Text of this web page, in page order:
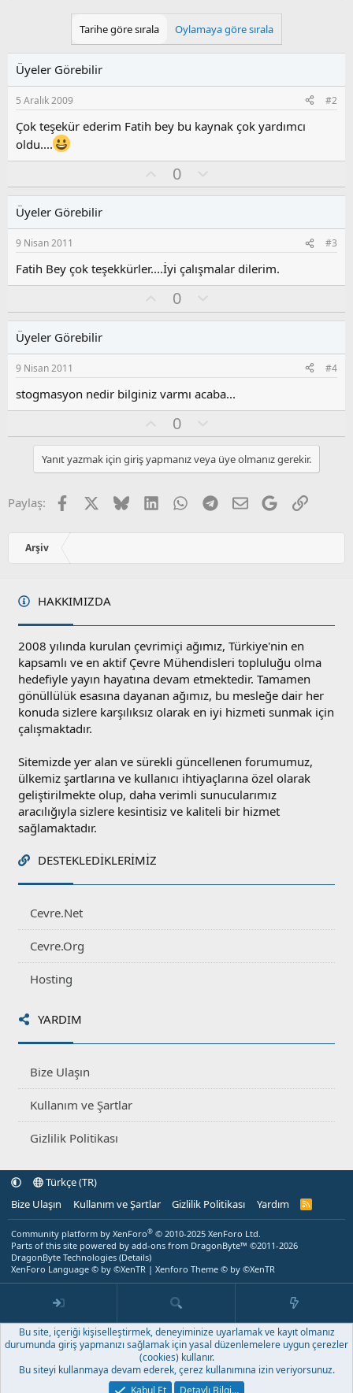
Tarihe göre sırala Oylamaya göre sırala
Üyeler Görebilir
5 Aralık 2009 #2
Çok teşekür ederim Fatih bey bu kaynak çok yardımcı
oldu....
y
0
l
s
u
z
o
l
Üyeler Görebilir
9 Nisan 2011 #3
Fatih Bey çok teşekkürler....İyi çalışmalar dilerim.
y
0
l
s
u
z
o
l
a
Üyeler Görebilir
9 Nisan 2011 #4
stogmasyon nedir bilginiz varmı acaba...
y
l
a
0
l
u
m
u
z
o
l
Yanıt yazmak için giriş yapmanız veya üye olmanız gerekir.
Paylaş: Facebook BlueskyLinkedInWhatsApp
Telegram
E-postaGoogleLink
Arşiv
HAKKIMIZDA
2008 yılında kurulan çevrimiçi ağımız, Türkiye'nin en
kapsamlı ve en aktif Çevre Mühendisleri topluluğu olma
hedefiyle yayın hayatına devam etmektedir. Tamamen
gönüllülük esasına dayanan ağımız, bu mesleğe dair her
konuda sizlere karşılıksız olarak en iyi hizmeti sunmak için
çalışmaktadır.
Sitemizde yer alan ve sürekli güncellenen forumumuz,
ülkemiz şartlarına ve kullanıcı ihtiyaçlarına özel olarak
geliştirilmekte olup, daha verimli sunucularımız
aracılığıyla sizlere kesintisiz ve kaliteli bir hizmet
sağlamaktadır.
DESTEKLEDIKLERIMIZ
Cevre.Net
Cevre.Org
Hosting
YARDIM
Bize Ulaşın
Kullanım ve Şartlar
Gizlilik Politikası
Türkçe (TR)
Bize Ulaşın
Kullanım ve Şartlar Gizlilik Politikası Yardım
R
Community platform by XenForo® © 2010-2025 XenForo Ltd.
Parts of this site powered by add-ons from DragonByte™ ©2011-2026
DragonByte Technologies (Details)
XenForo Language © by ©XenTR | Xenforo Theme © by ©XenTR
Bu site, içeriği kişiselleştirmek, deneyiminize uyarlamak ve kayıt olmanız
durumunda giriş yapmanızı sağlamak için yasal düzenlemelere uygun çerezler
(cookies) kullanır.
Bu siteyi kullanmaya devam ederek, çerez kullanımına izin veriyorsunuz.
Kabul Et
Detaylı Bilgi…